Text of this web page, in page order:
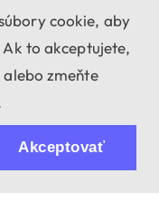
cookie, aby
to akceptujete,
zmeňte
Akceptovať